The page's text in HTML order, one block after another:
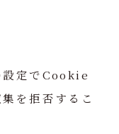
設定でCookie
を拒否するこ